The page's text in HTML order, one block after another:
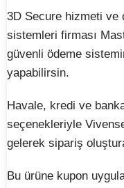
3D Secure hizmeti ve
sistemleri firması
güvenli ödeme
yapabilirsin.
Havale, kredi ve
seçenekleriyle
gelerek sipariş
Bu ürüne kupon